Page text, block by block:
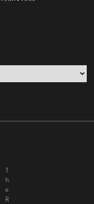
T
h
e
R